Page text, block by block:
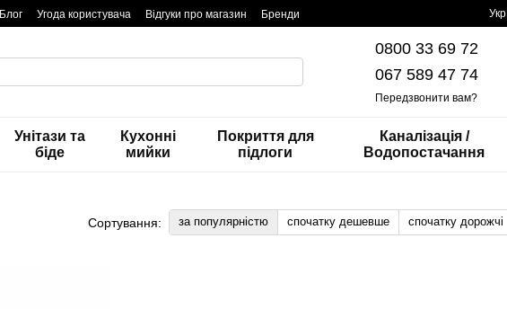
Блог Угода користувача Відгуки про магазин
Бренди
Укр
0800 33 69 72
067 589 47 74
Передзвонити вам?
Унітази та
біде
Кухонні
мийки
Покриття для
підлоги
Каналізація /
Водопостачання
Сортування: за популярністю спочатку дешевше спочатку дорожчі